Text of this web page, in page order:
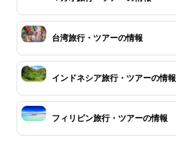
台湾旅行・ツアーの情報
インドネシア旅行・ツアーの情報
フィリピン旅行・ツアーの情報